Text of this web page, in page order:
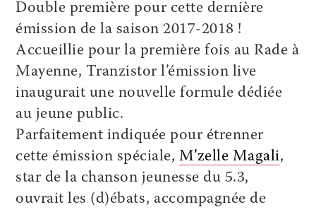
Double première pour cette dernière
émission de la saison 2017-2018 !
Accueillie pour la première fois au Rade à
Mayenne, Tranzistor l’émission live
inaugurait une nouvelle formule dédiée
au jeune public.
Parfaitement indiquée pour étrenner
cette émission spéciale, M’zelle Magali,
star de la chanson jeunesse du 5.3,
ouvrait les (d)ébats, accompagnée de